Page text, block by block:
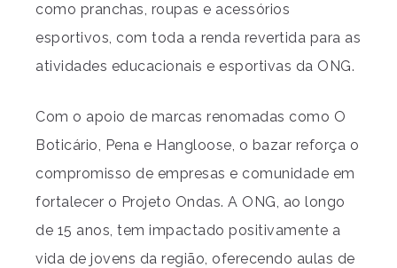
como pranchas, roupas e acessórios
esportivos, com toda a renda revertida para as
atividades educacionais e esportivas da ONG.
Com o apoio de marcas renomadas como O
Boticário, Pena e Hangloose, o bazar reforça o
compromisso de empresas e comunidade em
fortalecer o Projeto Ondas. A ONG, ao longo
de 15 anos, tem impactado positivamente a
vida de jovens da região, oferecendo aulas de